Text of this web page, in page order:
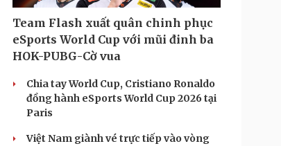
Podcast
Câu chuyện thời sự
Đọc truyện đêm khuya
Cửa sổ tình yêu
Kể chuyện cho bé
Hạt giống tâm hồn
Team Flash xuất quân chinh phục
eSports World Cup với mũi đinh ba
HOK-PUBG-Cờ vua
Chia tay World Cup, Cristiano Ronaldo
đồng hành eSports World Cup 2026 tại
Paris
Việt Nam giành vé trực tiếp vào vòng